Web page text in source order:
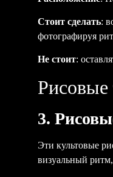
Стоит сделать:
фотографируя
Не стоит:
Рисовые
3.
Эти культовые
визуальный